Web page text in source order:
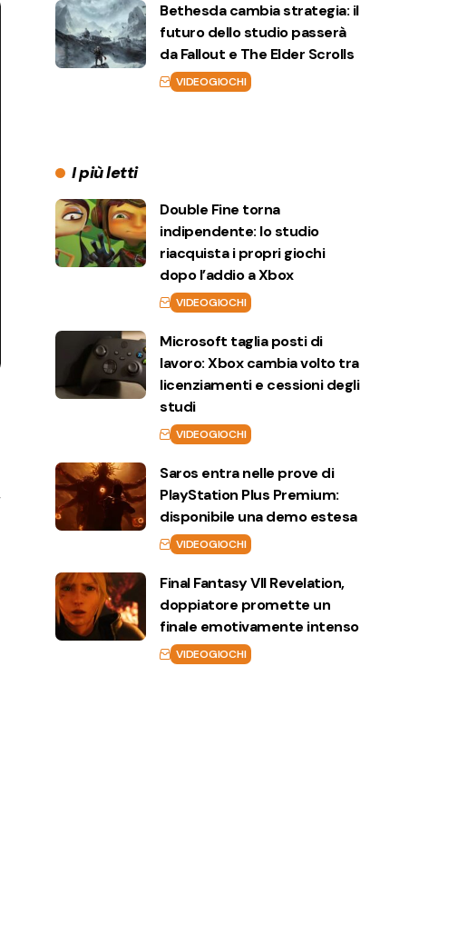
Bethesda cambia strategia: il
futuro dello studio passerà
da Fallout e The Elder Scrolls
VIDEOGIOCHI
I più letti
Double Fine torna
indipendente: lo studio
riacquista i propri giochi
dopo l’addio a Xbox
VIDEOGIOCHI
Microsoft taglia posti di
lavoro: Xbox cambia volto tra
licenziamenti e cessioni degli
studi
VIDEOGIOCHI
Saros entra nelle prove di
PlayStation Plus Premium:
disponibile una demo estesa
VIDEOGIOCHI
Final Fantasy VII Revelation,
doppiatore promette un
finale emotivamente intenso
VIDEOGIOCHI